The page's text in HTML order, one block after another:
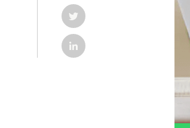
COMPARTILHAR POST NO
COMPARTILHAR POST NO